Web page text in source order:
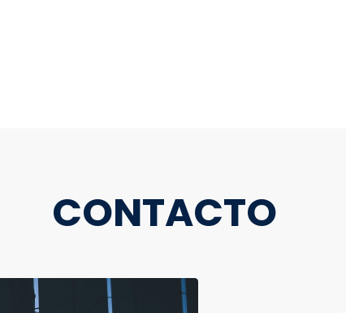
CONTACTO